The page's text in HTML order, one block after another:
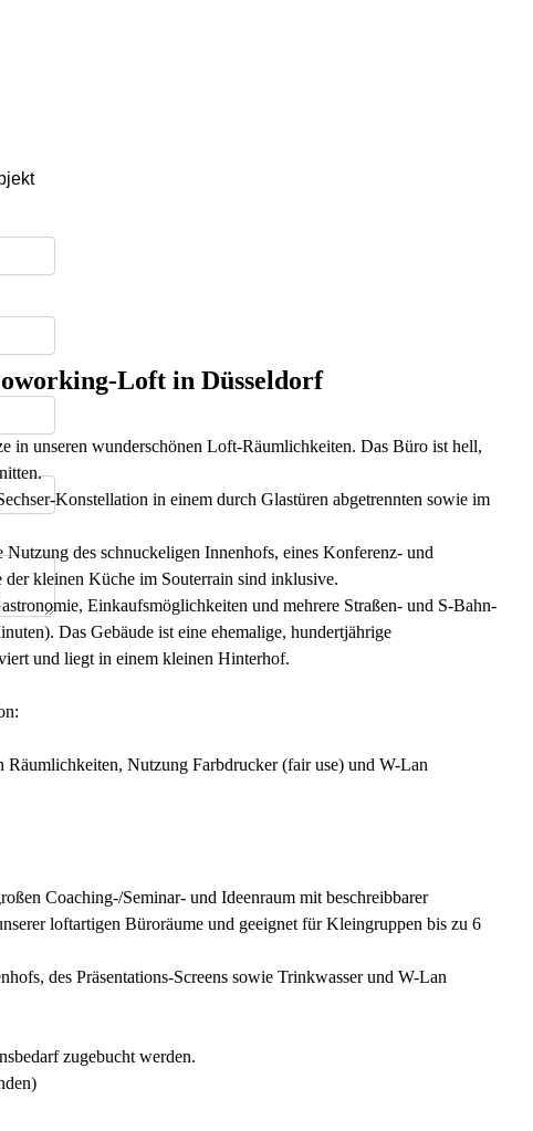
Loft in Düsseldorf
in unseren wunderschönen Loft-Räumlichkeiten. Das Büro ist hell,
Konstellation in einem durch Glastüren abgetrennten sowie im
des schnuckeligen Innenhofs, eines Konferenz- und
kleinen Küche im Souterrain sind inklusive.
Einkaufsmöglichkeiten und mehrere Straßen- und S-Bahn-
Das Gebäude ist eine ehemalige, hundertjährige
und liegt in einem kleinen Hinterhof.
Nutzung Farbdrucker (fair use) und W-Lan
Coaching-/Seminar- und Ideenraum mit beschreibbarer
loftartigen Büroräume und geeignet für Kleingruppen bis zu 6
des Präsentations-Screens sowie Trinkwasser und W-Lan
zugebucht werden.